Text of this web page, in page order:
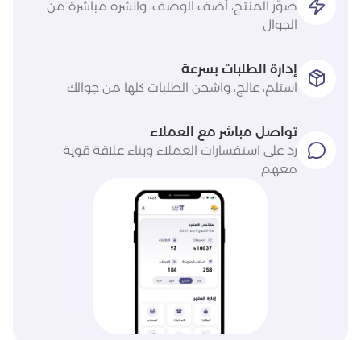
صوّر المنتج، أضف الوصف، وانشره مباشرة من
الجوال
إدارة الطلبات بسرعة
استلم، عالج، واشحن الطلبات كلها من جوالك
تواصل مباشر مع العملاء
رد على استفسارات العملاء وبناء علاقة قوية
معهم